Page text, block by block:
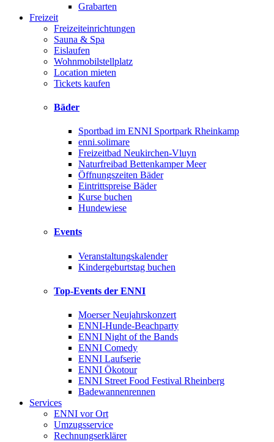
Grabarten
Freizeit
Freizeiteinrichtungen
Sauna & Spa
Eislaufen
Wohnmobilstellplatz
Location mieten
Tickets kaufen
Bäder
Sportbad im ENNI Sportpark Rheinkamp
enni.solimare
Freizeitbad Neukirchen-Vluyn
Naturfreibad Bettenkamper Meer
Öffnungszeiten Bäder
Eintrittspreise Bäder
Kurse buchen
Hundewiese
Events
Veranstaltungskalender
Kindergeburtstag buchen
Top-Events der ENNI
Moerser Neujahrskonzert
ENNI-Hunde-Beachparty
ENNI Night of the Bands
ENNI Comedy
ENNI Laufserie
ENNI Ökotour
ENNI Street Food Festival Rheinberg
Badewannenrennen
Services
ENNI vor Ort
Umzugsservice
Rechnungserklärer